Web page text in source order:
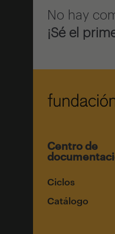
No hay
¡Sé el
Centro de
Ciclos
Catálogo